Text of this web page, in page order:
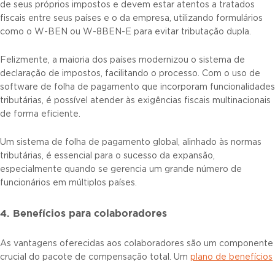
de seus próprios impostos e devem estar atentos a tratados
fiscais entre seus países e o da empresa, utilizando formulários
como o W-BEN ou W-8BEN-E para evitar tributação dupla.
Felizmente, a maioria dos países modernizou o sistema de
declaração de impostos, facilitando o processo. Com o uso de
software de folha de pagamento que incorporam funcionalidades
tributárias, é possível atender às exigências fiscais multinacionais
de forma eficiente.
Um sistema de folha de pagamento global, alinhado às normas
tributárias, é essencial para o sucesso da expansão,
especialmente quando se gerencia um grande número de
funcionários em múltiplos países.
4. Benefícios para colaboradores
As vantagens oferecidas aos colaboradores são um componente
crucial do pacote de compensação total. Um plano de benefícios